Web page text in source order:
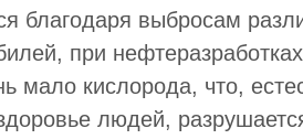
благодаря выбросам
при
мало кислорода, что,
людей,